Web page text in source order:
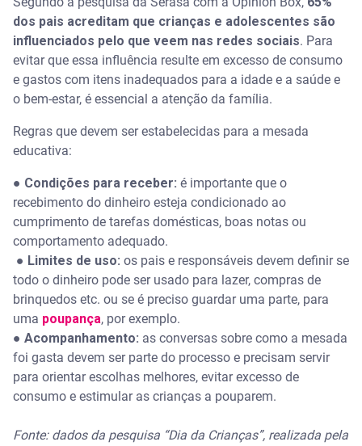
dos pais acreditam que crianças e adolescentes são
influenciados pelo que veem nas redes sociais. Para
evitar que essa influência resulte em excesso de consumo
e gastos com itens inadequados para a idade e a saúde e
o bem-estar, é essencial a atenção da família.
Regras que devem ser estabelecidas para a mesada
educativa:
● Condições para receber: é importante que o
recebimento do dinheiro esteja condicionado ao
cumprimento de tarefas domésticas, boas notas ou
comportamento adequado.
● Limites de uso: os pais e responsáveis devem definir se
todo o dinheiro pode ser usado para lazer, compras de
brinquedos etc. ou se é preciso guardar uma parte, para
uma poupança, por exemplo.
● Acompanhamento: as conversas sobre como a mesada
foi gasta devem ser parte do processo e precisam servir
para orientar escolhas melhores, evitar excesso de
consumo e estimular as crianças a pouparem.
Fonte: dados da pesquisa “Dia da Crianças”, realizada pela